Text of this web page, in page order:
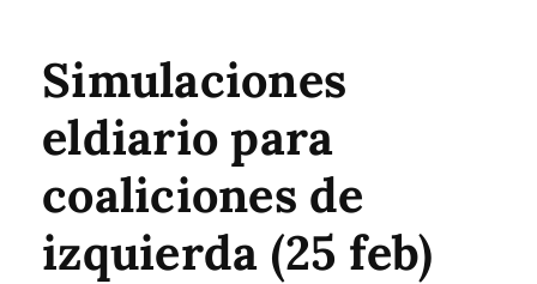
Simulaciones
eldiario para
coaliciones de
izquierda (25 feb)